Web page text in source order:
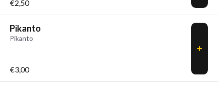
€2,50
Pikanto
Pikanto
€3,00